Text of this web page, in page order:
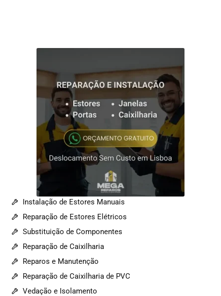
Instalação de Estores Manuais
Reparação de Estores Elétricos
Substituição de Componentes
Reparação de Caixilharia
Reparos e Manutenção
Reparação de Caixilharia de PVC
Vedação e Isolamento